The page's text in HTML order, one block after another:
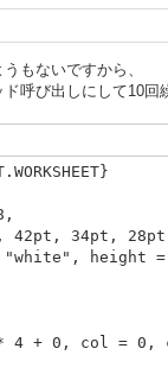
2,
2,
もないですから、
呼び出しにして10回
28pt,
height =
+ 0, col =